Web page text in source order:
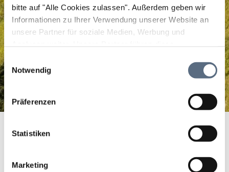
bitte auf "Alle Cookies zulassen". Außerdem geben wir
Informationen zu Ihrer Verwendung unserer Website an
unsere Partner für soziale Medien, Werbung und
zusammen, die Sie ihnen bereitgestellt haben oder die
sie im Rahmen Ihrer Nutzung der Dienste gesammelt
Einwilligungsauswahl
Notwendig
Präferenzen
Statistiken
Marketing
Flößer